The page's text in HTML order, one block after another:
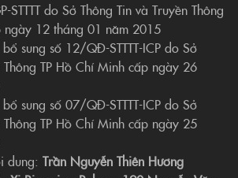
do Sở Thông Tin và Truyền Thông
ngày 12 tháng 01 năm 2015
sung số 12/QĐ-STTTT-ICP do Sở
Thông TP Hồ Chí Minh cấp ngày 26
sung số 07/QĐ-STTTT-ICP do Sở
Thông TP Hồ Chí Minh cấp ngày 25
dung: Trần Nguyễn Thiên Hương